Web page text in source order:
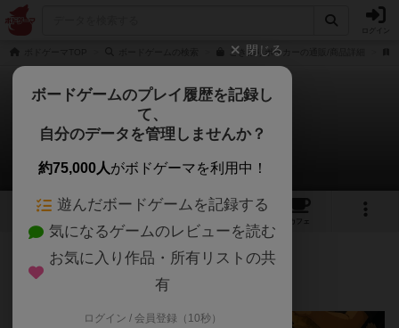
ごきぶりポーカーの通販/商品詳細
ごきぶりポーカー
あまるさんのレビュー
20 5 74
カフェ
125名 1名 0 約2ヶ月前
閉じる
ボードゲームのプレイ履歴を記録し
て、
自分のデータを管理しませんか？
約75,000人がボドゲーマを利用中！
遊んだボードゲームを記録する
気になるゲームのレビューを読む
お気に入り作品・所有リストの共
有
ログイン / 会員登録（10秒）